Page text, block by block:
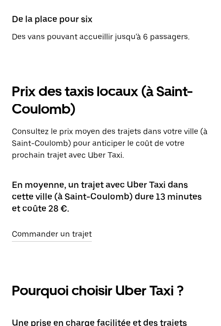
De la place pour six
Des vans pouvant accueillir jusqu'à 6 passagers.
Prix des taxis locaux (à Saint-
Coulomb)
Consultez le prix moyen des trajets dans votre ville (à
Saint-Coulomb) pour anticiper le coût de votre
prochain trajet avec Uber Taxi.
En moyenne, un trajet avec Uber Taxi dans
cette ville (à Saint-Coulomb) dure 13 minutes
et coûte 28 €.
Commander un trajet
Pourquoi choisir Uber Taxi ?
Une prise en charge facilitée et des trajets